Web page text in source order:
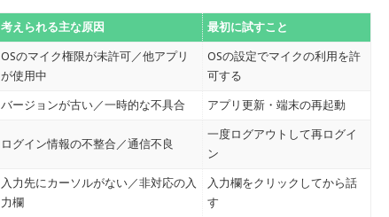
考えられる主な原因 最初に試すこと
OSのマイク権限が未許可／他アプリ
が使用中
OSの設定でマイクの利用を許
可する
バージョンが古い／一時的な不具合 アプリ更新・端末の再起動
ログイン情報の不整合／通信不良
一度ログアウトして再ログイ
ン
入力先にカーソルがない／非対応の入
力欄
入力欄をクリックしてから話
す